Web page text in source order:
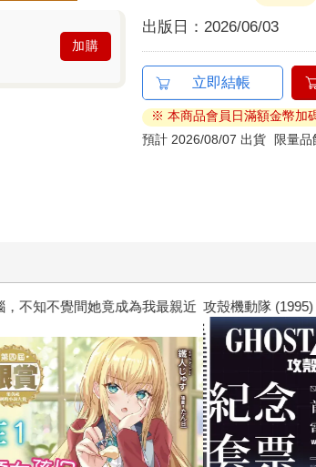
加購
出版日： 2026/06/03
立即結帳
※ 本商品會員日滿額金幣加
預計 2026/08/07 出貨
限量
不知不覺間她竟成為我最親近 攻殼機動隊